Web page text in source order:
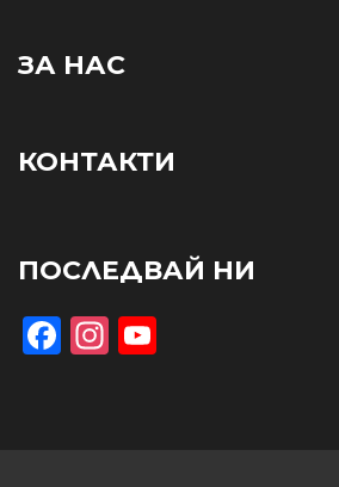
ЗА НАС
КОНТАКТИ
ПОСЛЕДВАЙ НИ
Facebook
Instagram